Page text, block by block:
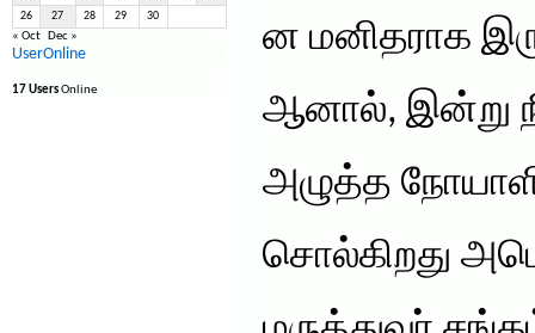
26 27 28 29 30
« Oct Dec »
UserOnline
17 UsersOnline
ன மனிதராக
ஆனால், இன்று
அழுத்த
சொல்கிறது